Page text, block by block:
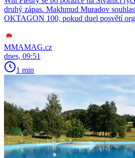
druhý zápas. Makhmud Muradov
OKTAGON 100, pokud duel posvětí
MMAMAG.cz
dnes, 09:51
1 min